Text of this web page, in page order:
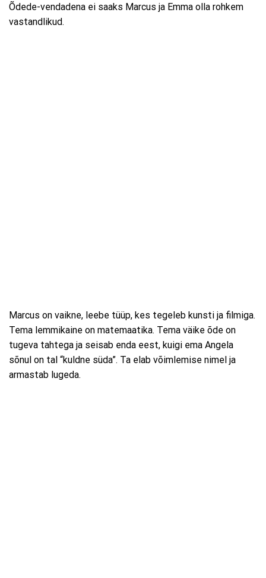
Õdede-vendadena ei saaks Marcus ja Emma olla rohkem
vastandlikud.
Marcus on vaikne, leebe tüüp, kes tegeleb kunsti ja filmiga.
Tema lemmikaine on matemaatika. Tema väike õde on
tugeva tahtega ja seisab enda eest, kuigi ema Angela
sõnul on tal “kuldne süda”. Ta elab võimlemise nimel ja
armastab lugeda.